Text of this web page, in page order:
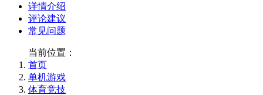
详情介绍
评论建议
常见问题
当前位置：
首页
单机游戏
体育竞技